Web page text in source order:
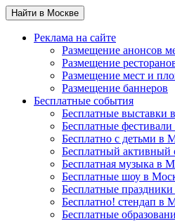
Найти в Москве
Реклама на сайте
Размещение анонсов
Размещение
Размещение мест и
Размещение баннеров
Бесплатные события
Бесплатные выставки
Бесплатные
Бесплатно с детьми в
Бесплатный активный
Бесплатная музыка в
Бесплатные шоу в
Бесплатные
Бесплатно! стендап в
Бесплатные